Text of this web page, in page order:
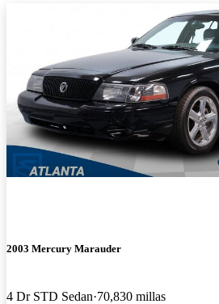
2003 Mercury Marauder
4 Dr STD Sedan 70,830 millas